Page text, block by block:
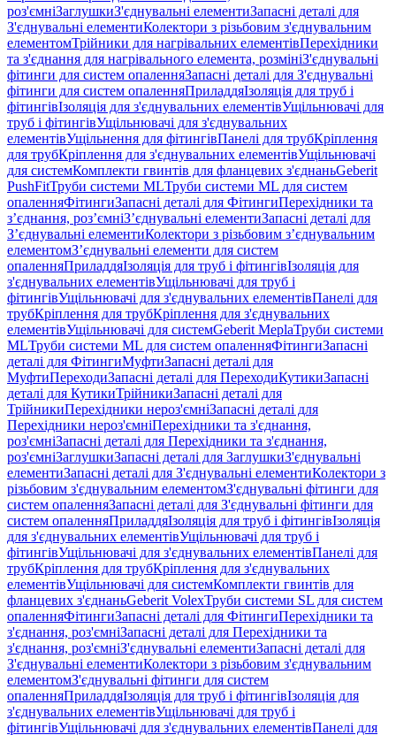
роз'ємніЗаглушкиЗ'єднувальні елементиЗапасні деталі для
З'єднувальні елементиКолектори з різьбовим з'єднувальним
елементомТрійники для нагрівальних елементівПерехідники
та з'єднання для нагрівального елемента, розмініЗ'єднувальні
фітинги для систем опаленняЗапасні деталі для З'єднувальні
фітинги для систем опаленняПриладдяІзоляція для труб і
фітингівІзоляція для з'єднувальних елементівУщільнювачі для
труб і фітингівУщільнювачі для з'єднувальних
елементівУщільнення для фітингівПанелі для трубКріплення
для трубКріплення для з'єднувальних елементівУщільнювачі
для системКомплекти гвинтів для фланцевих з'єднаньGeberit
PushFitТруби системи MLТруби системи ML для систем
опаленняФітингиЗапасні деталі для ФітингиПерехідники та
з’єднання, роз’ємніЗ’єднувальні елементиЗапасні деталі для
З’єднувальні елементиКолектори з різьбовим з’єднувальним
елементомЗ’єднувальні елементи для систем
опаленняПриладдяІзоляція для труб і фітингівІзоляція для
з'єднувальних елементівУщільнювачі для труб і
фітингівУщільнювачі для з'єднувальних елементівПанелі для
трубКріплення для трубКріплення для з'єднувальних
елементівУщільнювачі для системGeberit MeplaТруби системи
MLТруби системи ML для систем опаленняФітингиЗапасні
деталі для ФітингиМуфтиЗапасні деталі для
МуфтиПереходиЗапасні деталі для ПереходиКутикиЗапасні
деталі для КутикиТрійникиЗапасні деталі для
ТрійникиПерехідники нероз'ємніЗапасні деталі для
Перехідники нероз'ємніПерехідники та з'єднання,
роз'ємніЗапасні деталі для Перехідники та з'єднання,
роз'ємніЗаглушкиЗапасні деталі для ЗаглушкиЗ'єднувальні
елементиЗапасні деталі для З'єднувальні елементиКолектори з
різьбовим з'єднувальним елементомЗ'єднувальні фітинги для
систем опаленняЗапасні деталі для З'єднувальні фітинги для
систем опаленняПриладдяІзоляція для труб і фітингівІзоляція
для з'єднувальних елементівУщільнювачі для труб і
фітингівУщільнювачі для з'єднувальних елементівПанелі для
трубКріплення для трубКріплення для з'єднувальних
елементівУщільнювачі для системКомплекти гвинтів для
фланцевих з'єднаньGeberit VolexТруби системи SL для систем
опаленняФітингиЗапасні деталі для ФітингиПерехідники та
з'єднання, роз'ємніЗапасні деталі для Перехідники та
з'єднання, роз'ємніЗ'єднувальні елементиЗапасні деталі для
З'єднувальні елементиКолектори з різьбовим з'єднувальним
елементомЗ'єднувальні фітинги для систем
опаленняПриладдяІзоляція для труб і фітингівІзоляція для
з'єднувальних елементівУщільнювачі для труб і
фітингівУщільнювачі для з'єднувальних елементівПанелі для